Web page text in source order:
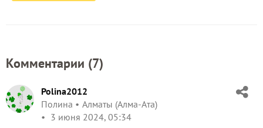
Комментарии (7)
Polina2012
Полина
Алматы (Алма-Ата)
3 июня 2024, 05:34